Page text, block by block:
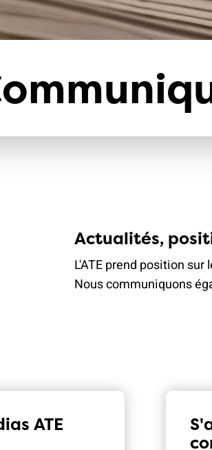
Actualités,
L'ATE prend position
Nous communiquons
ATE